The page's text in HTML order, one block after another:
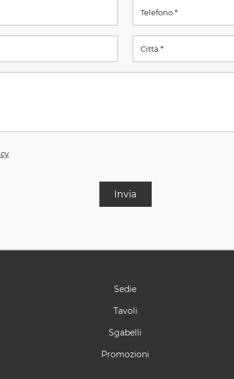
Invia
Sedie
Tavoli
Sgabelli
Promozioni